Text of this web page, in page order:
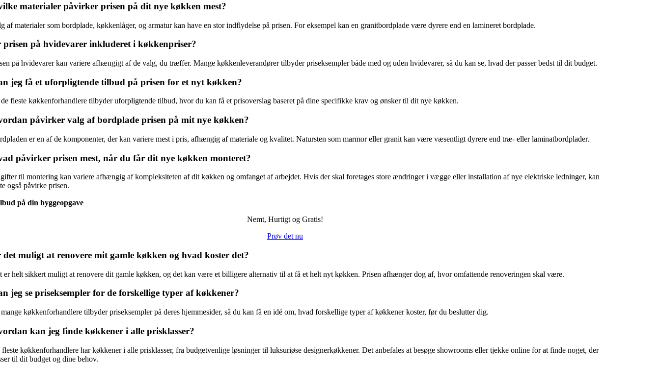
materialer påvirker prisen på dit nye køkken mest?
af materialer som bordplade, køkkenlåger, og armatur kan have en stor indflydelse på prisen. For eksempel kan en granitbordplade være dyrere end en lamineret bordplade.
prisen på hvidevarer inkluderet i køkkenpriser?
på hvidevarer kan variere afhængigt af de valg, du træffer. Mange køkkenleverandører tilbyder priseksempler både med og uden hvidevarer, så du kan se, hvad der passer bedst til dit budget.
jeg få et uforpligtende tilbud på prisen for et nyt køkken?
de fleste køkkenforhandlere tilbyder uforpligtende tilbud, hvor du kan få et prisoverslag baseret på dine specifikke krav og ønsker til dit nye køkken.
påvirker valg af bordplade prisen på mit nye køkken?
er en af de komponenter, der kan variere mest i pris, afhængig af materiale og kvalitet. Natursten som marmor eller granit kan være væsentligt dyrere end træ- eller laminatbordplader.
påvirker prisen mest, når du får dit nye køkken monteret?
til montering kan variere afhængig af kompleksiteten af dit køkken og omfanget af arbejdet. Hvis der skal foretages store ændringer i vægge eller installation af nye elektriske ledninger, kan
også påvirke prisen.
på din byggeopgave
Nemt, Hurtigt og Gratis!
Prøv det nu
det muligt at renovere mit gamle køkken og hvad koster det?
er helt sikkert muligt at renovere dit gamle køkken, og det kan være et billigere alternativ til at få et helt nyt køkken. Prisen afhænger dog af, hvor omfattende renoveringen skal være.
jeg se priseksempler for de forskellige typer af køkkener?
mange køkkenforhandlere tilbyder priseksempler på deres hjemmesider, så du kan få en idé om, hvad forskellige typer af køkkener koster, før du beslutter dig.
kan jeg finde køkkener i alle prisklasser?
fleste køkkenforhandlere har køkkener i alle prisklasser, fra budgetvenlige løsninger til luksuriøse designerkøkkener. Det anbefales at besøge showrooms eller tjekke online for at finde noget, der
til dit budget og dine behov.